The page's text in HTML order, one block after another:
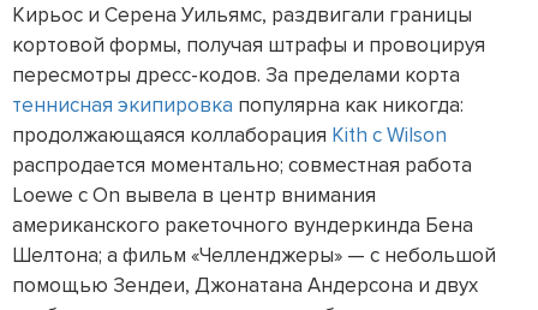
Кирьос и Серена Уильямс, раздвигали границы
кортовой формы, получая штрафы и провоцируя
пересмотры дресс-кодов. За пределами корта
теннисная экипировка популярна как никогда:
продолжающаяся коллаборация Kith с Wilson
распродается моментально; совместная работа
Loewe с On вывела в центр внимания
американского ракеточного вундеркинда Бена
Шелтона; а фильм «Челленджеры» — с небольшой
помощью Зендеи, Джонатана Андерсона и двух